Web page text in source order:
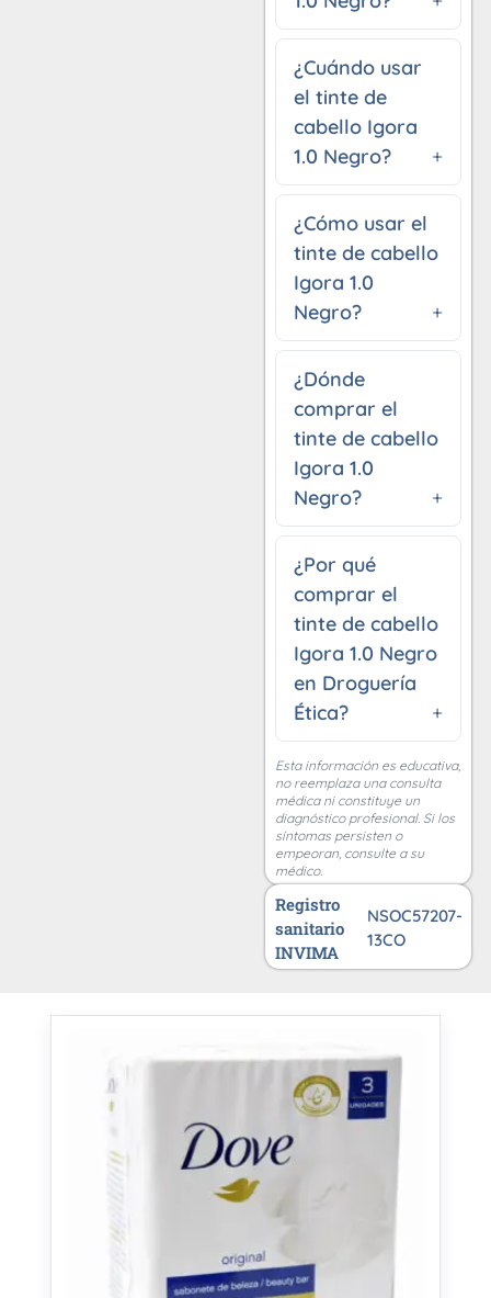
¿Cuándo usar
el tinte de
cabello Igora
1.0 Negro?
¿Cómo usar el
tinte de cabello
Igora 1.0
Negro?
¿Dónde
comprar el
tinte de cabello
Igora 1.0
Negro?
¿Por qué
comprar el
tinte de cabello
Igora 1.0 Negro
en Droguería
Ética?
Esta información es educativa,
no reemplaza una consulta
médica ni constituye un
diagnóstico profesional. Si los
síntomas persisten o
empeoran, consulte a su
médico.
Registro
sanitario
INVIMA
NSOC57207-
13CO